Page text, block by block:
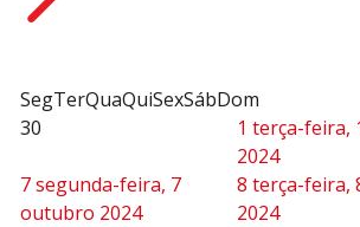
SegTerQuaQuiSexSábDom
30
1 terça-feira,
2024
7segunda-feira, 7
outubro 2024
8 terça-feira,
2024